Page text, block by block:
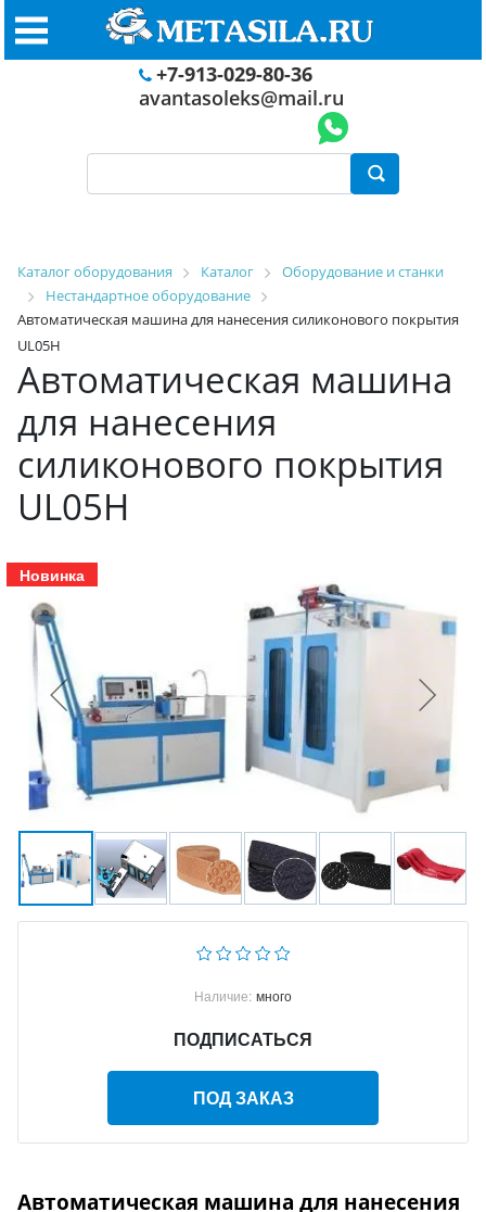
+7-913-029-80-36
avantasoleks@mail.ru
Каталог оборудования Каталог
Оборудование и станки
Нестандартное оборудование
Автоматическая машина для нанесения силиконового покрытия
UL05H
Автоматическая машина
для нанесения
силиконового покрытия
UL05H
Новинка
Наличие: много
ПОДПИСАТЬСЯ
ПОД ЗАКАЗ
Автоматическая машина для нанесения